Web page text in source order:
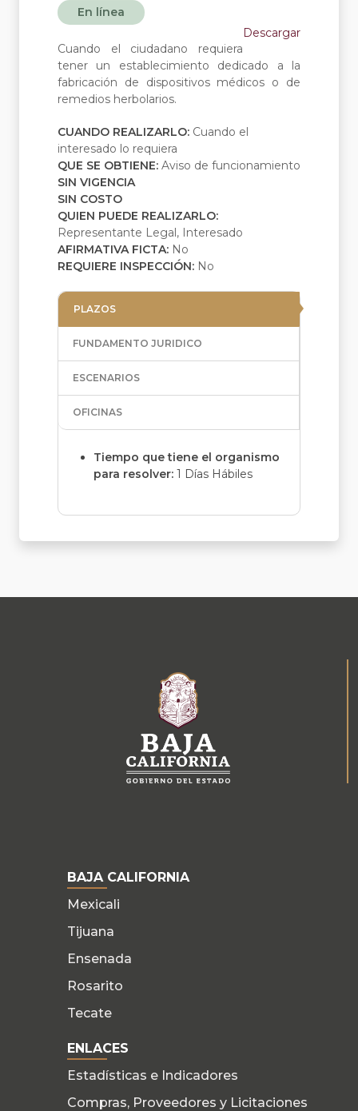
En línea
Descargar
Cuando el ciudadano requiera
tener un establecimiento dedicado a la
fabricación de dispositivos médicos o de
remedios herbolarios.
CUANDO REALIZARLO: Cuando el
interesado lo requiera
QUE SE OBTIENE: Aviso de funcionamiento
SIN VIGENCIA
SIN COSTO
QUIEN PUEDE REALIZARLO:
Representante Legal, Interesado
AFIRMATIVA FICTA: No
REQUIERE INSPECCIÓN: No
PLAZOS
FUNDAMENTO JURIDICO
ESCENARIOS
OFICINAS
Tiempo que tiene el organismo
para resolver: 1 Días Hábiles
BAJA CALIFORNIA
Mexicali
Tijuana
Ensenada
Rosarito
Tecate
ENLACES
Estadísticas e Indicadores
Compras, Proveedores y Licitaciones